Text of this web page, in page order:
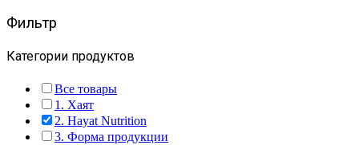
Фильтр
Категории продуктов
Все товары
1. Хаят
2. Hayat Nutrition
3. Форма продукции